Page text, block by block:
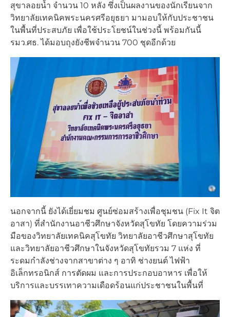
สุขาลอยน้ำ จำนวน 10 หลัง ซึ่งเป็นผลงานของนักเรียนจาก
วิทยาลัยเทคนิคพระนครศรีอยุธยา มามอบให้กับประชาชน
ในพื้นที่ประสบภัย เพื่อใช้ประโยชน์ในช่วงนี้ พร้อมกันนี้
รมว.ศธ. ได้มอบถุงยังชีพจำนวน 700 ชุดอีกด้วย
นอกจากนี้ ยังได้เยี่ยมชม ศูนย์ซ่อมสร้างเพื่อชุมชน (Fix It จิต
อาสา) ที่สำนักงานอาชีวศึกษาจังหวัดสุโขทัย โดยความร่วม
มือของวิทยาลัยเทคนิคสุโขทัย วิทยาลัยอาชีวศึกษาสุโขทัย
และวิทยาลัยอาชีวศึกษาในจังหวัดสุโขทัยรวม 7 แห่ง ที่
ระดมกำลังช่างจากสาขาต่าง ๆ อาทิ ช่างยนต์ ไฟฟ้า
อิเล็กทรอนิกส์ การตัดผม และการประกอบอาหาร เพื่อให้
บริการและบรรเทาความเดือดร้อนแก่ประชาชนในพื้นที่